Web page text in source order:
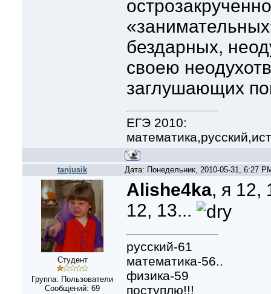
бездарных,
своею
заглушающих
ЕГЭ 2010:
tanjusik Дата: Понедельник, 2010-05-31, 6:27
Студент
Группа: Пользователи
Сообщений: 69
Alishe4ka, я 12,
12, 13...
русский-61
математика-56..
физика-59
поступлю!!!